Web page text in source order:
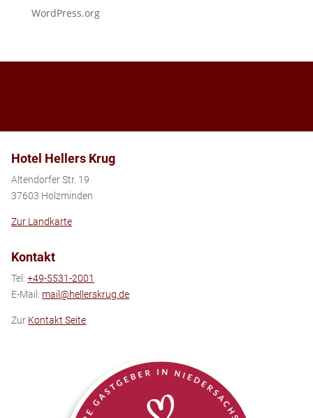
WordPress.org
Hotel Hellers Krug
Altendorfer Str. 19
37603 Holzminden
Zur Landkarte
Kontakt
Tel:+49-5531-2001
E-Mail: mail@hellerskrug.de
Zur Kontakt Seite